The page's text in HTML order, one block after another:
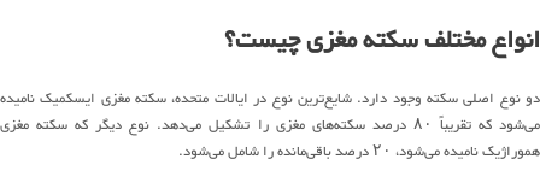
انواع مختلف سکته مغزی چیست؟
دو نوع اصلی سکته وجود دارد.شایعتریننوع در ایالات متحده، سکته مغزی ایسکمیک نامیده
میشودکه تقریباً ۸۰ درصدسکتههای مغزی را تشکیل میدهد. نوع دیگر که سکته مغزی
هموراژیک نامیدهمیشود، ۲۰درصدباقیماندهراشامل می‌شود.